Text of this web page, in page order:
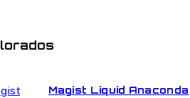
Magist Liquid Anaconda